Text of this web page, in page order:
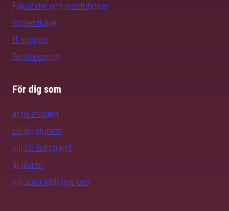
Fakulteter och institutioner
Studentkårer
IT-support
Servicecenter
För dig som
är ny student
vill bli student
vill bli doktorand
är alumn
vill söka jobb hos oss